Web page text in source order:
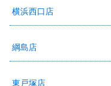
横浜西口店
綱島店
東戸塚店